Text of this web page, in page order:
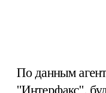
По данным